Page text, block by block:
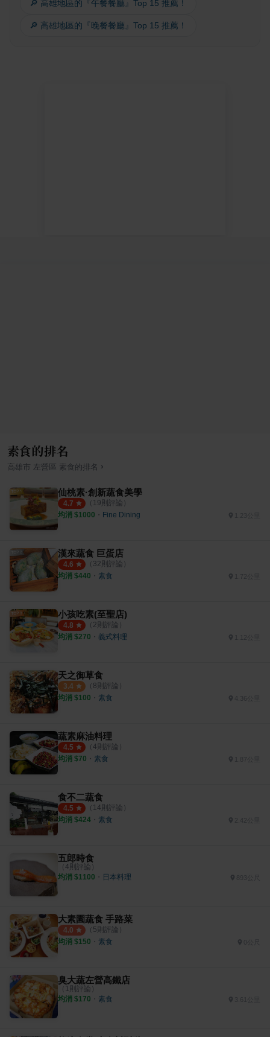
🔎 高雄地區的『午餐餐廳』Top 15 推薦！
🔎 高雄地區的『晚餐餐廳』Top 15 推薦！
素食的排名
高雄市 左營區 素食的排名 ›
仙桃素·創新蔬食美學
4.7 （ 19則評論）
均消 $1000 ・ Fine Dining
漢來蔬食 巨蛋店
4.6 （ 32則評論）
均消 $440 ・ 素食
小孩吃素(至聖店)
4.8 （ 2則評論）
均消 $270 ・ 義式料理
天之御草食
3.4 （ 8則評論）
均消 $100 ・ 素食 4.36公里
蔬素麻油料理
4.5 （ 4則評論）
均消 $70 ・ 素食
食不二蔬食
4.5 （ 14則評論）
均消 $424 ・ 素食 2.42公里
五郎時食
（ 4則評論）
均消 $1100 ・ 日本料理
大素園蔬食 手路菜
4.0 （ 5則評論）
均消 $150 ・ 素食
臭大蔬左營高鐵店
（ 1則評論）
均消 $170 ・ 素食